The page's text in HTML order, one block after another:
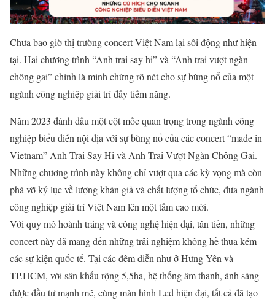
Chưa bao giờ thị trường concert Việt Nam lại sôi động như hiện
tại. Hai chương trình “Anh trai say hi” và “Anh trai vượt ngàn
chông gai” chính là minh chứng rõ nét cho sự bùng nổ của một
ngành công nghiệp giải trí đầy tiềm năng.
Năm 2023 đánh dấu một cột mốc quan trọng trong ngành công
nghiệp biểu diễn nội địa với sự bùng nổ của các concert “made in
Vietnam” Anh Trai Say Hi và Anh Trai Vượt Ngàn Chông Gai.
Những chương trình này không chỉ vượt qua các kỳ vọng mà còn
phá vỡ kỷ lục về lượng khán giả và chất lượng tổ chức, đưa ngành
công nghiệp giải trí Việt Nam lên một tầm cao mới.
Với quy mô hoành tráng và công nghệ hiện đại, tân tiến, những
concert này đã mang đến những trải nghiệm không hề thua kém
các sự kiện quốc tế. Tại các đêm diễn như ở Hưng Yên và
TP.HCM, với sân khấu rộng 5,5ha, hệ thống âm thanh, ánh sáng
được đầu tư mạnh mẽ, cùng màn hình Led hiện đại, tất cả đã tạo